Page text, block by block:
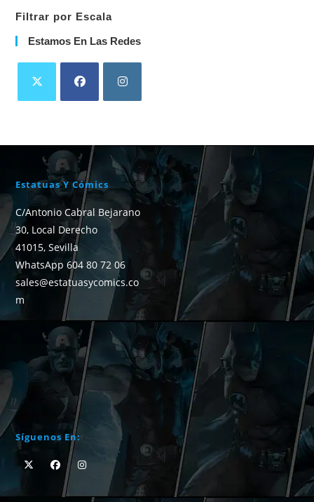
Filtrar por Escala
Estamos En Las Redes
Estatuas Y Cómics
C/Antonio Cabral Bejarano
30, Local Derecho
41015, Sevilla
WhatsApp 604 80 72 06
sales@estatuasycomics.co
m
Síguenos En: